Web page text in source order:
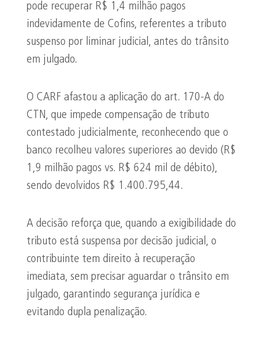
pode recuperar R$ 1,4 milhão pagos
indevidamente de Cofins, referentes a tributo
suspenso por liminar judicial, antes do trânsito
em julgado.
O CARF afastou a aplicação do art. 170-A do
CTN, que impede compensação de tributo
contestado judicialmente, reconhecendo que o
banco recolheu valores superiores ao devido (R$
1,9 milhão pagos vs. R$ 624 mil de débito),
sendo devolvidos R$ 1.400.795,44.
A decisão reforça que, quando a exigibilidade do
tributo está suspensa por decisão judicial, o
contribuinte tem direito à recuperação
imediata, sem precisar aguardar o trânsito em
julgado, garantindo segurança jurídica e
evitando dupla penalização.